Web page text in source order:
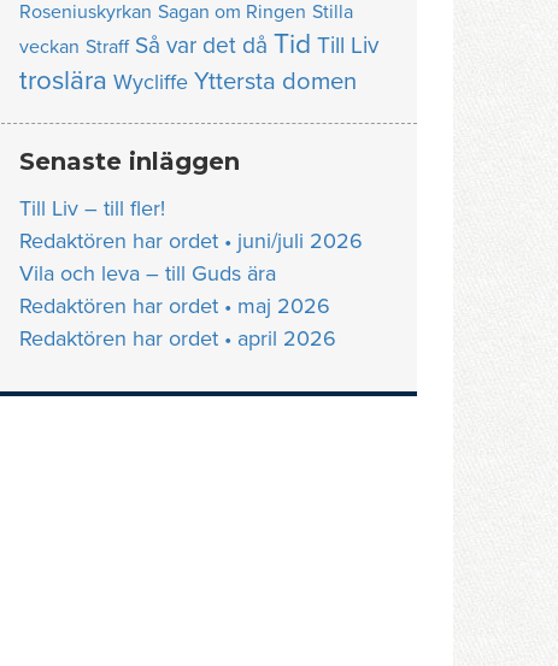
Roseniuskyrkan Sagan om Ringen Stilla
veckan Straff Så var det då Tid Till Liv
troslära Wycliffe Yttersta domen
Senaste inläggen
Till Liv – till fler!
Redaktören har ordet • juni/juli 2026
Vila och leva – till Guds ära
Redaktören har ordet • maj 2026
Redaktören har ordet • april 2026